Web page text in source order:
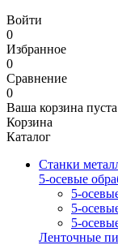
Войти
0
Избранное
0
Сравнение
0
Ваша корзина
Корзина
Каталог
Станки
5-осевые
5-
5-
5-
Ленточные